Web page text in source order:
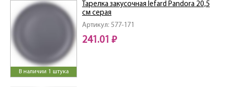
В наличии 1 штука
Артикул: 577-171
Тарелка закусочная lefard Pandora 20,5
см серая
241.01 ₽